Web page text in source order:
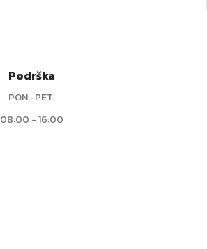
Podrška
PON.-PET.
08:00 - 16:00